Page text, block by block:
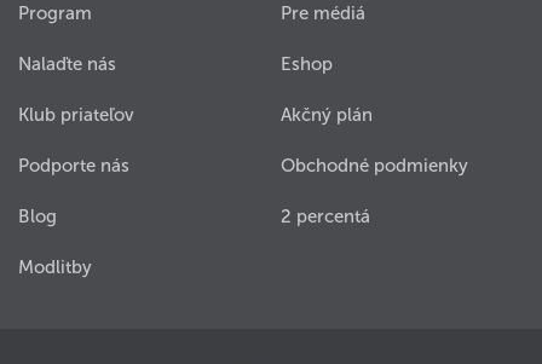
Program
Nalaďte nás
Klub priateľov
Podporte nás
Blog
Modlitby
Pre médiá
Eshop
Akčný plán
Obchodné podmienky
2 percentá